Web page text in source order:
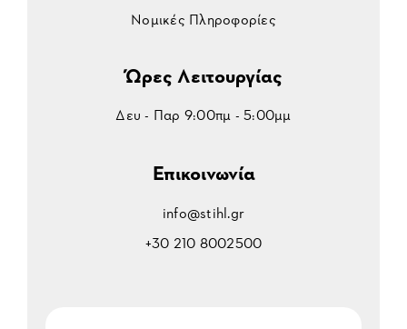
Νομικές Πληροφορίες
Ώρες Λειτουργίας
Δευ - Παρ 9:00πμ - 5:00μμ
Επικοινωνία
info@stihl.gr
+30 210 8002500